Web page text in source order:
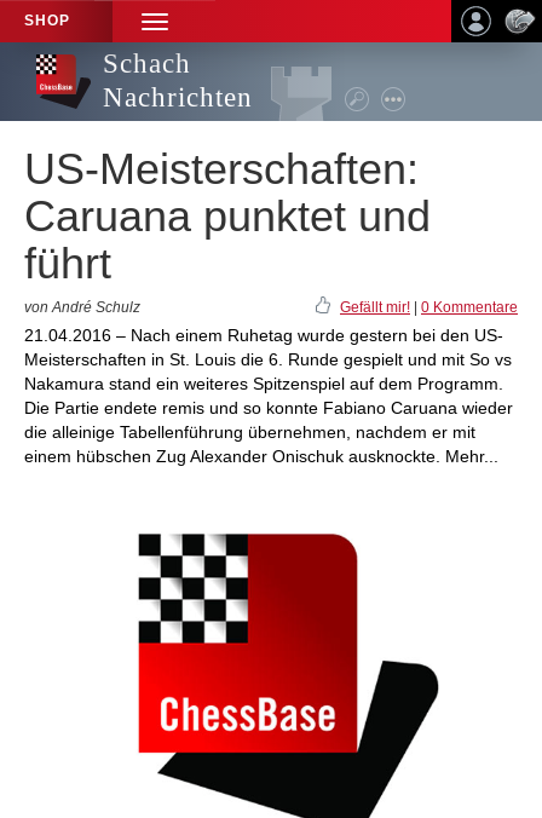
SHOP
TOGGLE
NAVIGATION
Schach
Nachrichten
US-Meisterschaften:
Caruana punktet und
führt
von André Schulz Gefällt mir! 0 Kommentare
21.04.2016 – Nach einem Ruhetag wurde gestern bei den US-
Meisterschaften in St. Louis die 6. Runde gespielt und mit So vs
Nakamura stand ein weiteres Spitzenspiel auf dem Programm.
Die Partie endete remis und so konnte Fabiano Caruana wieder
die alleinige Tabellenführung übernehmen, nachdem er mit
einem hübschen Zug Alexander Onischuk ausknockte. Mehr...